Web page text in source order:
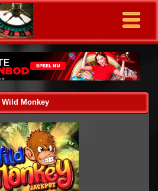
Wild Monkey